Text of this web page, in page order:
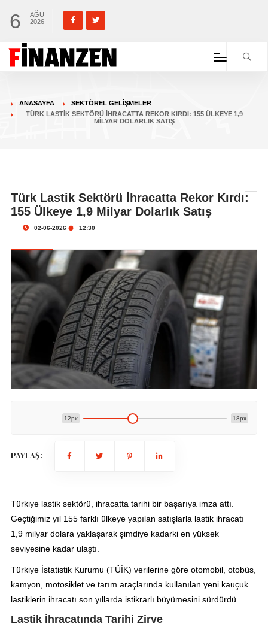
6
AĞU
2026
ANASAYFA
SEKTÖREL GELIŞMELER
TÜRK LASTIK SEKTÖRÜ İHRACATTA REKOR KIRDI: 155 ÜLKEYE 1,9
MILYAR DOLARLIK SATIŞ
Türk Lastik Sektörü İhracatta Rekor Kırdı:
155 Ülkeye 1,9 Milyar Dolarlık Satış
02-06-2026 12:30
12px 18px
PAYLAŞ:
Türkiye lastik sektörü, ihracatta tarihi bir başarıya imza attı.
Geçtiğimiz yıl 155 farklı ülkeye yapılan satışlarla lastik ihracatı
1,9 milyar dolara yaklaşarak şimdiye kadarki en yüksek
seviyesine kadar ulaştı.
Türkiye İstatistik Kurumu (TÜİK) verilerine göre otomobil, otobüs,
kamyon, motosiklet ve tarım araçlarında kullanılan yeni kauçuk
lastiklerin ihracatı son yıllarda istikrarlı büyümesini sürdürdü.
Lastik İhracatında Tarihi Zirve